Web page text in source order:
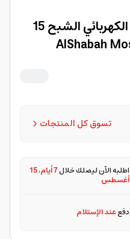
لمبة جهاز قاتل الناموس الكهربائي الشبح 15
تسوق كل المنتجات
اطلبه الآن ليصلك خلال7 أيام ،15
أغسطس
دفععند الإستلام